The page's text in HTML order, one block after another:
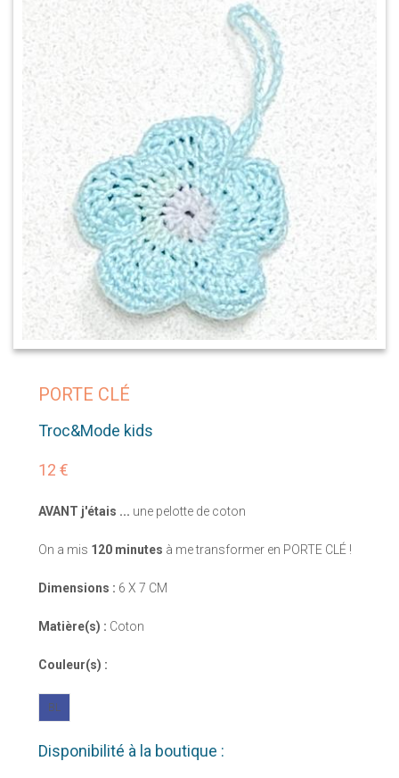
PORTE CLÉ
Troc&Mode kids
12 €
AVANT j'étais ... une pelotte de coton
On a mis 120 minutes à me transformer en PORTE CLÉ !
Dimensions : 6 X 7 CM
Matière(s) : Coton
Couleur(s) :
BL
Disponibilité à la boutique :